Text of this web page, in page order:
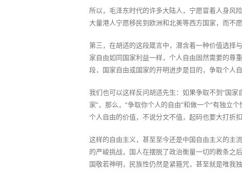
所以，毛泽东时代的许多大陆人，宁愿冒着人身风
大量港人宁愿移民到欧洲和北美等西方国家，而不
第三，在胡适的这段箴言中，潜含着一种价值选择
家自由如同国家利益一样，个人自由固然需要的尊
段，国家自由或国家的开明进步是目的，争取个人
我们也可以这样反问胡适先生：如果争取不到“国
家”，那么，“争取你个人的自由”和做一个“有独立
个人自由的价值，不说分文不值，起码也要大打折扣
这样的自由主义，甚至至今还是中国自由主义的主
的严峻挑战，国人在摆脱了政治衡量一切的教条之
国敬若神明，民族性仍然是紧箍咒，甚至就是唯我